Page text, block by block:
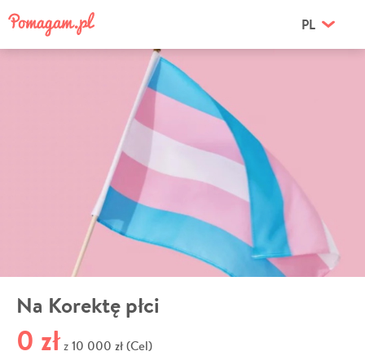
PL
Na Korektę płci
0 zł z 10 000 zł (Cel)